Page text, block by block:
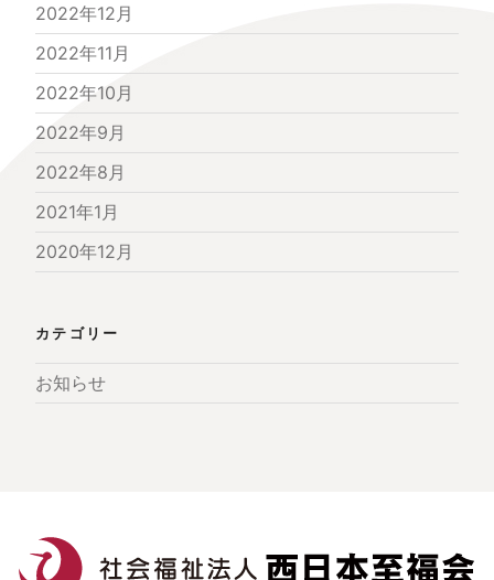
2022年12月
2022年11月
2022年10月
2022年9月
2022年8月
2021年1月
2020年12月
カテゴリー
お知らせ